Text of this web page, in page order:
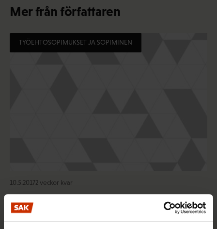
Mer från författaren
TYÖEHTOSOPIMUKSET JA SOPIMINEN
10.5.20172 veckor kvar
Ordning och reda